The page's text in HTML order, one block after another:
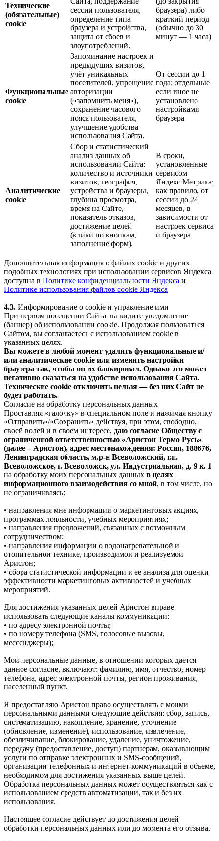
Технические
(обязательные)
cookie
сессии пользователя,
определение типа
браузера и устройства,
защита от сбоев и
злоупотреблений.
браузера) либо
краткий период
(обычно до 30
минут — 1 часа)
Функциональные
cookie
Запоминание настроек и
предыдущих визитов,
учёт уникальных
посетителей, упрощение
авторизации
(«запомнить меня»),
сохранение часового
пояса пользователя,
улучшение удобства
использования Сайта.
От сессии до 1
года; отдельные
если иное не
установлено
настройками
браузера
Аналитические
cookie
Сбор и статистический
анализ данных об
использовании Сайта:
количество и источники
визитов, география,
устройства и браузеры,
глубина просмотра,
время на Сайте,
показатель отказов,
достижение целей
(клики по кнопкам,
заполнение форм).
В сроки,
установленные
сервисом
Яндекс.Метрика;
как правило, от
сессии до 24
месяцев, в
зависимости от
настроек сервиса
и браузера
Дополнительная информация о файлах cookie и других
подобных технологиях при использовании сервисов Яндекса
доступна в Политике конфиденциальности Яндекса и
Политике использования файлов cookie Яндекса
4.3. Информирование о cookie и управление ими
При первом посещении Сайта вы видите уведомление
(баннер) об использовании cookie. Продолжая пользоваться
Сайтом, вы соглашаетесь с использованием cookie в
указанных целях.
Вы можете в любой момент удалить функциональные и/
или аналитические cookie или изменить настройки
браузера так, чтобы он их блокировал. Однако это может
негативно сказаться на удобстве использования Сайта.
Технические cookie отключить нельзя — без них Сайт не
будет работать.
Согласие на обработку персональных данных
Проставляя «галочку» в специальном поле и нажимая кнопку
«Отправить»/«Сохранить» действуя, при этом, свободно,
своей волей и в своем интересе, даю согласие Обществу с
ограниченной ответственностью «Аристон Термо Русь»
(далее – Аристон), адрес местонахождения: Россия, 188676,
Ленинградская область, м.р-н Всеволожский, г.п.
Всеволожское, г. Всеволожск, ул. Индустриальная, д. 9 к. 1
на обработку моих персональных данных в целях
информационного взаимодействия со мной, в том числе, но
не ограничиваясь:
• направления мне информации о маркетинговых акциях,
программах лояльности, учебных мероприятиях;
• направления предложений, связанных с возможным
сотрудничеством;
• направления информации о водонагревательной и
отопительной технике, производимой и реализуемой
Аристон;
• сбора статистической информации и ее анализа для оценки
эффективности маркетинговых активностей и учебных
мероприятий.
Для достижения указанных целей Аристон вправе
использовать следующие каналы коммуникации:
• по адресу электронной почты;
• по номеру телефона (SMS, голосовые вызовы,
мессенджеры);
Мои персональные данные, в отношении которых дается
данное согласие, включают: фамилию, имя, отчество, номер
телефона, адрес электронной почты, регион проживания,
населенный пункт.
Я предоставляю Аристон право осуществлять с моими
персональными данными следующие действия: сбор, запись,
систематизацию, накопление, хранение, уточнение
(обновление, изменение), использование, извлечение,
обезличивание, блокирование, удаление, уничтожение,
передачу (предоставление, доступ) партнерам, оказывающим
услуги по отправке электронных и SMS‑сообщений,
организации телефонных и интернет‑коммуникаций в объеме,
необходимом для достижения указанных выше целей.
Обработка персональных данных может осуществляться как с
использованием средств автоматизации, так и без их
использования.
Настоящее согласие действует до достижения целей
обработки персональных данных или до момента его отзыва.